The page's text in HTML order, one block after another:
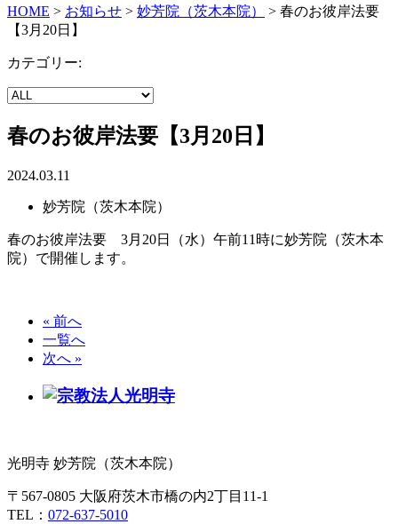
HOME > お知らせ > 妙芳院（茨木本院） > 春のお彼岸法要
【3月20日】
カテゴリー:
春のお彼岸法要【3月20日】
2024.03.11
妙芳院（茨木本院）
春のお彼岸法要 3月20日（水）午前11時に妙芳院（茨木本
院）で開催します。
« 前へ
一覧へ
次へ »
光明寺 妙芳院（茨木本院）
〒567-0805 大阪府茨木市橋の内2丁目11-1
TEL： 072-637-5010